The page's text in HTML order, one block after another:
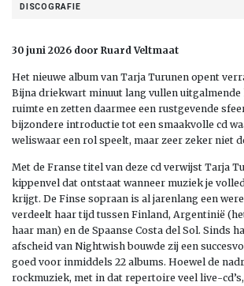
DISCOGRAFIE
30 juni 2026 door Ruard Veltmaat
Het nieuwe album van Tarja Turunen opent
Bijna driekwart minuut lang vullen uitgalmende
ruimte en zetten daarmee een rustgevende
bijzondere introductie tot een smaakvolle cd
weliswaar een rol speelt, maar zeer zeker niet
Met de Franse titel van deze cd verwijst Tarja
kippenvel dat ontstaat wanneer muziek je
krijgt. De Finse sopraan is al jarenlang een
verdeelt haar tijd tussen Finland, Argentinië
haar man) en de Spaanse Costa del Sol. Sinds
afscheid van Nightwish bouwde zij een
goed voor inmiddels 22 albums. Hoewel de
rockmuziek, met in dat repertoire veel live-